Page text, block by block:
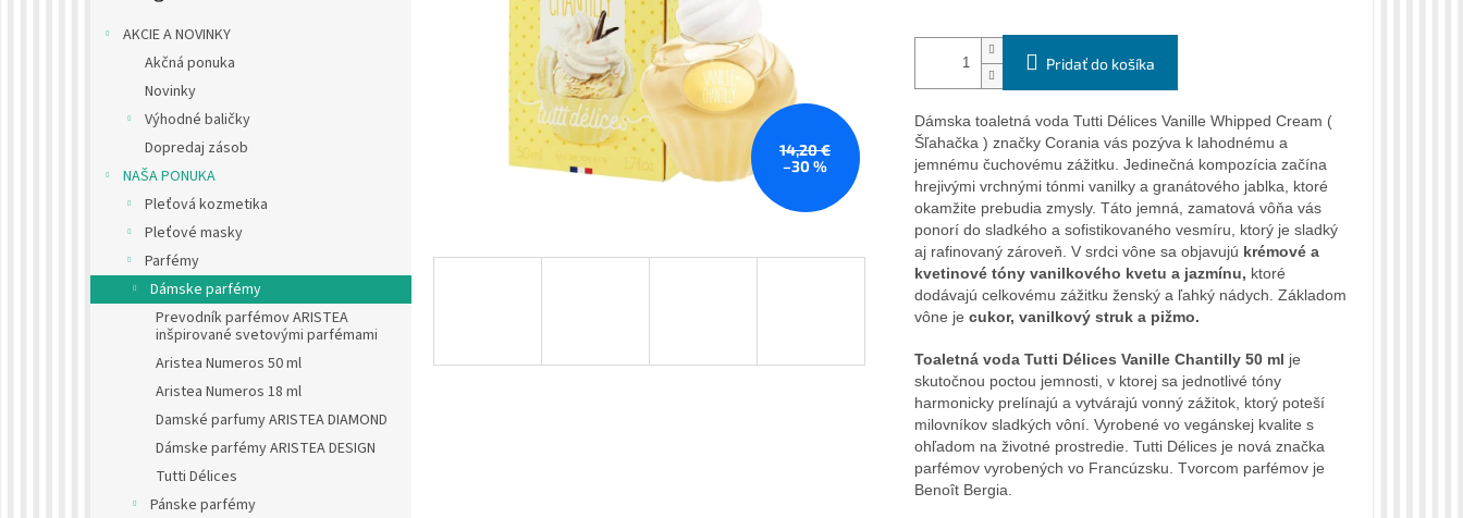
AKCIE A NOVINKY
Akčná ponuka
Novinky
Výhodné baličky
Dopredaj zásob
NAŠA PONUKA
Pleťová kozmetika
Pleťové masky
Parfémy
Dámske parfémy
Prevodník parfémov ARISTEA
inšpirované svetovými parfémami
Aristea Numeros 50 ml
Aristea Numeros 18 ml
Damské parfumy ARISTEA DIAMOND
Dámske parfémy ARISTEA DESIGN
Tutti Délices
Pánske parfémy
14,20 €
–30 %
Pridať do košíka
Dámska toaletná voda Tutti Délices Vanille Whipped Cream (
Šľahačka ) značky Corania vás pozýva k lahodnému a
jemnému čuchovému zážitku. Jedinečná kompozícia začína
hrejivými vrchnými tónmi vanilky a granátového jablka, ktoré
okamžite prebudia zmysly. Táto jemná, zamatová vôňa vás
ponorí do sladkého a sofistikovaného vesmíru, ktorý je sladký
aj rafinovaný zároveň. V srdci vône sa objavujú krémové a
kvetinové tóny vanilkového kvetu a jazmínu, ktoré
dodávajú celkovému zážitku ženský a ľahký nádych. Základom
vône je cukor, vanilkový struk a pižmo.
Toaletná voda Tutti Délices Vanille Chantilly 50 ml je
skutočnou poctou jemnosti, v ktorej sa jednotlivé tóny
harmonicky prelínajú a vytvárajú vonný zážitok, ktorý poteší
milovníkov sladkých vôní. Vyrobené vo vegánskej kvalite s
ohľadom na životné prostredie. Tutti Délices je nová značka
parfémov vyrobených vo Francúzsku. Tvorcom parfémov je
Benoît Bergia.